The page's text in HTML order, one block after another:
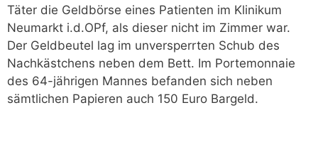
Täter die Geldbörse eines Patienten im Klinikum
Neumarkt i.d.OPf, als dieser nicht im Zimmer war.
Der Geldbeutel lag im unversperrten Schub des
Nachkästchens neben dem Bett. Im Portemonnaie
des 64-jährigen Mannes befanden sich neben
sämtlichen Papieren auch 150 Euro Bargeld.